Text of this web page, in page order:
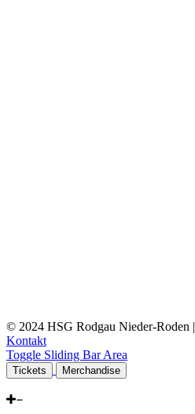
© 2024 HSG Rodgau Nieder-Roden |
Kontakt
Toggle Sliding Bar Area
Tickets Merchandise